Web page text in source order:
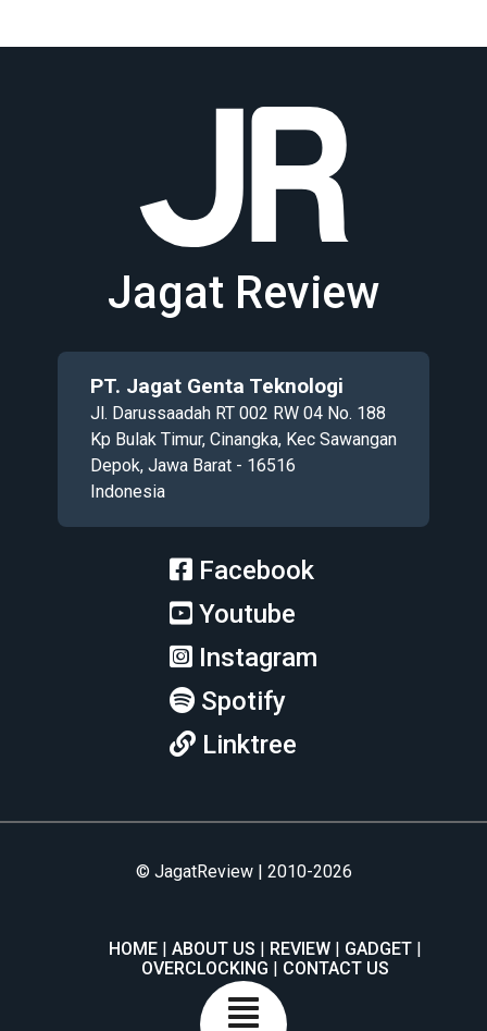
Jagat Review
PT. Jagat Genta Teknologi
Jl. Darussaadah RT 002 RW 04 No. 188
Kp Bulak Timur, Cinangka, Kec Sawangan
Depok, Jawa Barat - 16516
Indonesia
Facebook
Youtube
Instagram
Spotify
Linktree
© JagatReview | 2010-2026
HOME ABOUT US REVIEW
GADGET
OVERCLOCKING
CONTACT US